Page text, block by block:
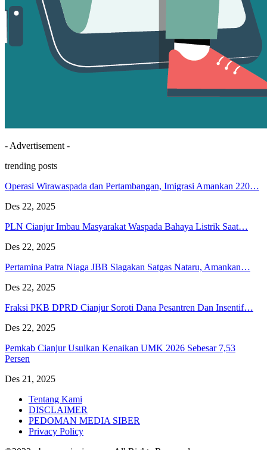
- Advertisement -
trending posts
Operasi Wirawaspada dan Pertambangan, Imigrasi Amankan 220…
Des 22, 2025
PLN Cianjur Imbau Masyarakat Waspada Bahaya Listrik Saat…
Des 22, 2025
Pertamina Patra Niaga JBB Siagakan Satgas Nataru, Amankan…
Des 22, 2025
Fraksi PKB DPRD Cianjur Soroti Dana Pesantren Dan Insentif…
Des 22, 2025
Pemkab Cianjur Usulkan Kenaikan UMK 2026 Sebesar 7,53
Persen
Des 21, 2025
Tentang Kami
DISCLAIMER
PEDOMAN MEDIA SIBER
Privacy Policy